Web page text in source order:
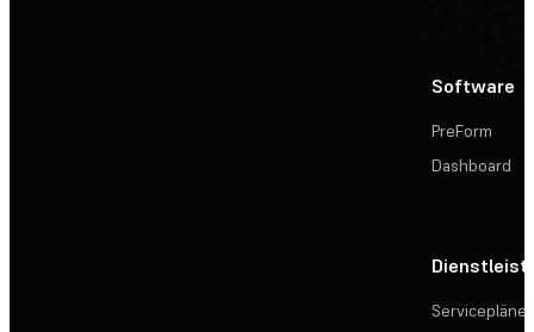
Software
PreForm
Dashboard
Servicepläne